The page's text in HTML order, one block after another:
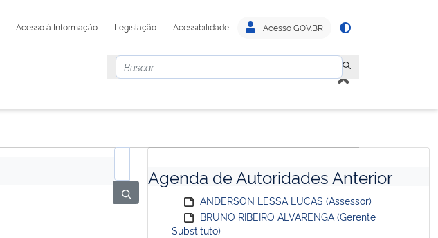
Acesso à Informação Legislação Acessibilidade Acesso GOV.BR
Agenda de Autoridades Anterior
ANDERSON LESSA LUCAS (Assessor)
BRUNO RIBEIRO ALVARENGA (Gerente
Substituto)